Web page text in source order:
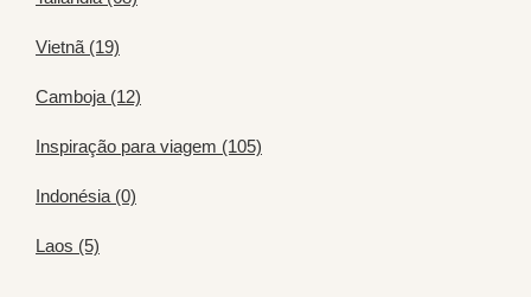
Vietnã (19)
Camboja (12)
Inspiração para viagem (105)
Indonésia (0)
Laos (5)